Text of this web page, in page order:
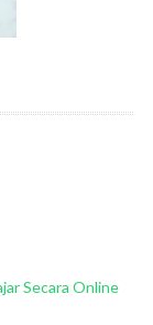
Secara Online